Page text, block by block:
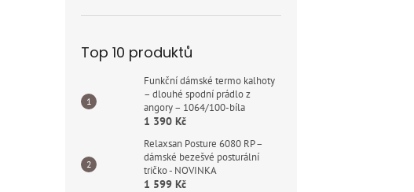
Top 10 produktů
Funkční dámské termo kalhoty
– dlouhé spodní prádlo z
angory – 1064/100-bíla
1 390 Kč
Relaxsan Posture 6080 RP –
dámské bezešvé posturální
tričko - NOVINKA
1 599 Kč